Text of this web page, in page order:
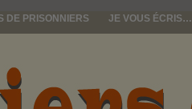
DE PRISONNIERS JE VOUS ÉCRIS…